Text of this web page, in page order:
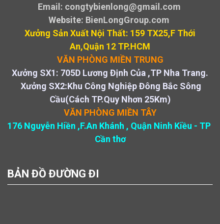
Email: congtybienlong@gmail.com
Website: BienLongGroup.com
Xưởng Sản Xuất Nội Thất: 159 TX25,F Thới
An,Quận 12 TP.HCM
VĂN PHÒNG MIỀN TRUNG
Xưởng SX1: 705D Lương Định Của ,TP Nha Trang.
Xưởng SX2:Khu Công Nghiệp Đông Bắc Sông
Cầu(Cách TP.Quy Nhơn 25Km)
VĂN PHÒNG MIỀN TÂY
176 Nguyễn Hiền ,F.An Khánh , Quận Ninh Kiều - TP
Cần thơ
BẢN ĐỒ ĐƯỜNG ĐI